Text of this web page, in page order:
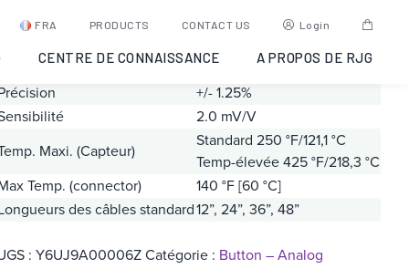
FRA PRODUCTS CONTACT US Login
CENTRE DE CONNAISSANCE A PROPOS DE RJG
412
T-412 – 500 lb
+/- 1.25%
2.0 mV/V
Maxi. (Capteur)
Standard 250 °F/121,1 °C
Temp-élevée 425 °F/218,3 °C
Temp. (connector)
140 °F [60 °C]
des câbles standard12”, 24”, 36”, 48”
:Y6UJ9A00006ZCatégorie : Button – Analog